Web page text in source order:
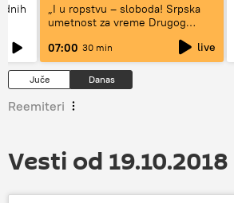
„I u ropstvu – sloboda! Srpska
umetnost za vreme Drugog
07:00 30 min live
Juče Danas
Reemiteri
Vesti od 19.10.2018